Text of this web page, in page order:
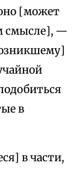
[может
смысле], —
в
в части,